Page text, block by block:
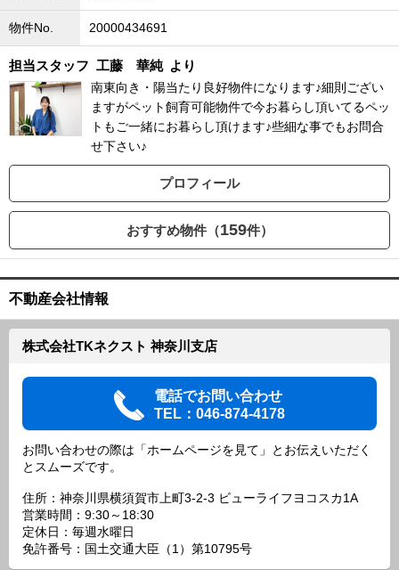
物件No. 20000434691
担当スタッフ 工藤 華純 より
南東向き・陽当たり良好物件になります♪細則ござい
ますがペット飼育可能物件で今お暮らし頂いてるペッ
トもご一緒にお暮らし頂けます♪些細な事でもお問合
せ下さい♪
プロフィール
おすすめ物件（159件）
不動産会社情報
株式会社TKネクスト 神奈川支店
電話でお問い合わせ
TEL：046-874-4178
お問い合わせの際は「ホームページを見て」とお伝えいただく
とスムーズです。
住所：神奈川県横須賀市上町3-2-3 ビューライフヨコスカ1A
営業時間：9:30～18:30
定休日：毎週水曜日
免許番号：国土交通大臣（1）第10795号